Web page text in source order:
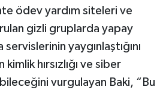
ödev yardım siteleri ve
gizli gruplarda yapay
yaygınlaştığını
hırsızlığı ve siber
vurgulayan Baki, “Bu